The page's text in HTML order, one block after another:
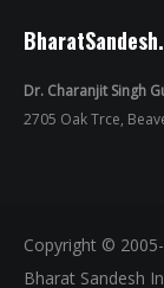
Dr. Charanjit Singh
2705 Oak Trce,
Copyright ©
Bharat Sandesh